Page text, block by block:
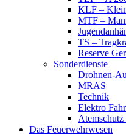
KLF –
MTF –
TS –
Reserve
Sonderdienste
Drohnen-
MRAS
Technik
Elektro
Das Feuerwehrwesen